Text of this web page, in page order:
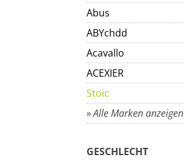
Abus
ABYchdd
Acavallo
ACEXIER
Stoic
» Alle Marken anzeigen
GESCHLECHT